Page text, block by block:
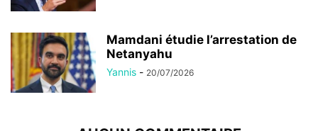
Mamdani étudie l’arrestation de
Netanyahu
Yannis - 20/07/2026